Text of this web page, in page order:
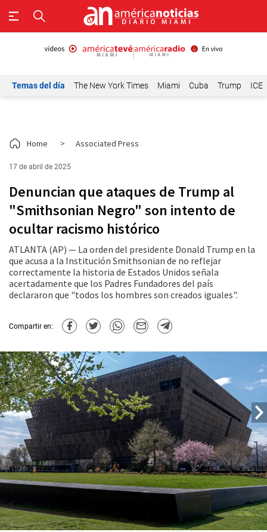
Temas del día The New York Times Miami Cuba Trump ICE
Home > Associated Press
17 de abril de 2025
Denuncian que ataques de Trump al
"Smithsonian Negro" son intento de
ocultar racismo histórico
ATLANTA (AP) — La orden del presidente Donald Trump en la
que acusa a la Institución Smithsonian de no reflejar
correctamente la historia de Estados Unidos señala
acertadamente que los Padres Fundadores del país
declararon que "todos los hombres son creados iguales".
Compartir en: